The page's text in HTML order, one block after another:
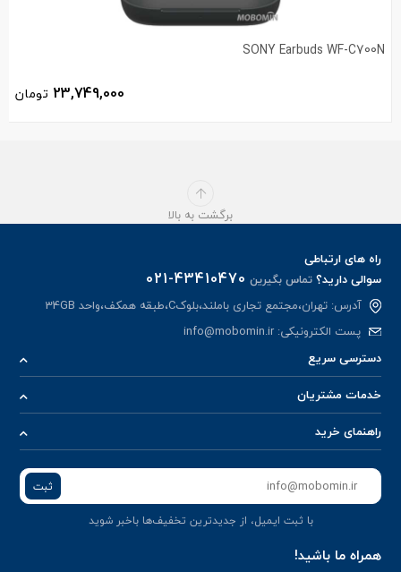
SONY Earbuds WF-C700N
23,749,000 تومان
برگشت به بالا
راه های ارتباطی
سوالی دارید؟تماس بگیرین 021-43410470
آدرس: تهران،مجتمع تجاری باملند،بلوکC،طبقه همکف،واحد 34GB
پست الکترونیکی:info@mobomin.ir
دسترسی سریع
خدمات مشتریان
راهنمای خرید
ثبت
با ثبت ایمیل، از جدید‌ترین تخفیف‌ها با‌خبر شوید
همراه ما باشید!